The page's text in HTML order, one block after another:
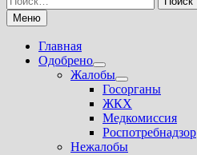
Меню
Главная
Одобрено
Показать
подменю
Жалобы
Показать
подменю
Госорганы
ЖКХ
Медкомиссия
Роспотребнадзор
Нежалобы